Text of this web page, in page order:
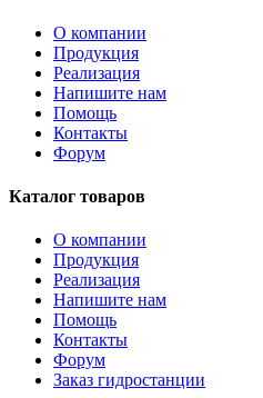
О компании
Продукция
Реализация
Напишите нам
Помощь
Контакты
Форум
Каталог товаров
О компании
Продукция
Реализация
Напишите нам
Помощь
Контакты
Форум
Заказ гидростанции